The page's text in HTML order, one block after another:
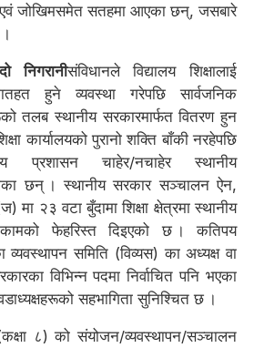
एवं जोखिमसमेत सतहमा आएका छन्, जसबारे
निगरानीसंविधानले विद्यालय शिक्षालाई
हुने व्यवस्था गरेपछि सार्वजनिक
तलब स्थानीय सरकारमार्फत वितरण हुन
कार्यालयको पुरानो शक्ति बाँकी नरहेपछि
प्रशासन चाहेर/नचाहेर स्थानीय
छन् । स्थानीय सरकार सञ्चालन ऐन,
२३ वटा बुँदामा शिक्षा क्षेत्रमा स्थानीय
फेहरिस्त दिइएको छ । कतिपय
व्यवस्थापन समिति (विव्यस) का अध्यक्ष वा
विभिन्न पदमा निर्वाचित पनि भएका
सहभागिता सुनिश्चित छ ।
(कक्षा ८) को संयोजन/व्यवस्थापन/सञ्चालन